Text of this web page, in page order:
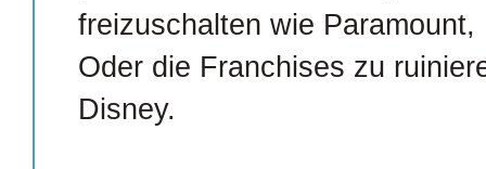
freizuschalten wie
Oder die Franchises zu
Disney.